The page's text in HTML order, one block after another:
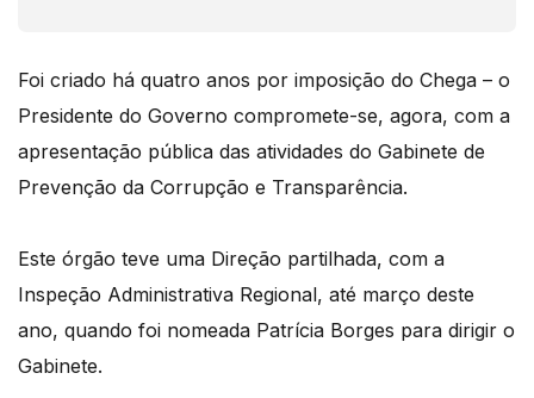
Foi criado há quatro anos por imposição do Chega – o
Presidente do Governo compromete-se, agora, com a
apresentação pública das atividades do Gabinete de
Prevenção da Corrupção e Transparência.
Este órgão teve uma Direção partilhada, com a
Inspeção Administrativa Regional, até março deste
ano, quando foi nomeada Patrícia Borges para dirigir o
Gabinete.